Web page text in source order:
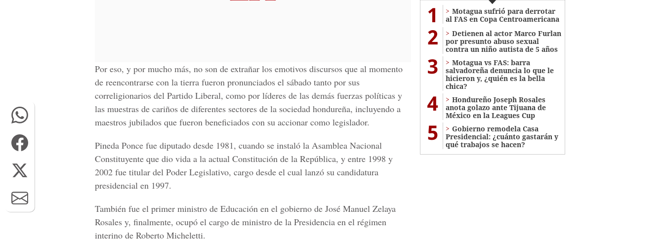
Por eso, y por mucho más, no son de extrañar los emotivos discursos que al momento
de reencontrarse con la tierra fueron pronunciados el sábado tanto por sus
correligionarios del Partido Liberal, como por líderes de las demás fuerzas políticas y
las muestras de cariños de diferentes sectores de la sociedad hondureña, incluyendo a
maestros jubilados que fueron beneficiados con su accionar como legislador.
Pineda Ponce fue diputado desde 1981, cuando se instaló la Asamblea Nacional
Constituyente que dio vida a la actual Constitución de la República, y entre 1998 y
2002 fue titular del Poder Legislativo, cargo desde el cual lanzó su candidatura
presidencial en 1997.
También fue el primer ministro de Educación en el gobierno de José Manuel Zelaya
Rosales y, finalmente, ocupó el cargo de ministro de la Presidencia en el régimen
interino de Roberto Micheletti.
1
Motagua sufrió para derrotar
al FAS en Copa Centroamericana
2
Detienen al actor Marco Furlan
por presunto abuso sexual
contra un niño autista de 5 años
3
Motagua vs FAS: barra
salvadoreña denuncia lo que le
hicieron y, ¿quién es la bella
chica?
4
Hondureño Joseph Rosales
anota golazo ante Tijuana de
México en la Leagues Cup
5
Gobierno remodela Casa
Presidencial: ¿cuánto gastarán y
qué trabajos se hacen?